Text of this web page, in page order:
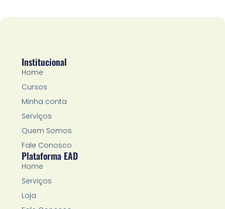
Institucional
Home
Cursos
Minha conta
Serviços
Quem Somos
Fale Conosco
Plataforma EAD
Home
Serviços
Loja